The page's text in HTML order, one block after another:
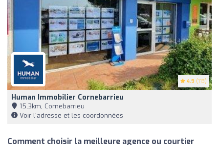
4.9 (113)
Human Immobilier Cornebarrieu
15,3km, Cornebarrieu
Voir l'adresse et les coordonnées
Comment choisir la meilleure agence ou courtier